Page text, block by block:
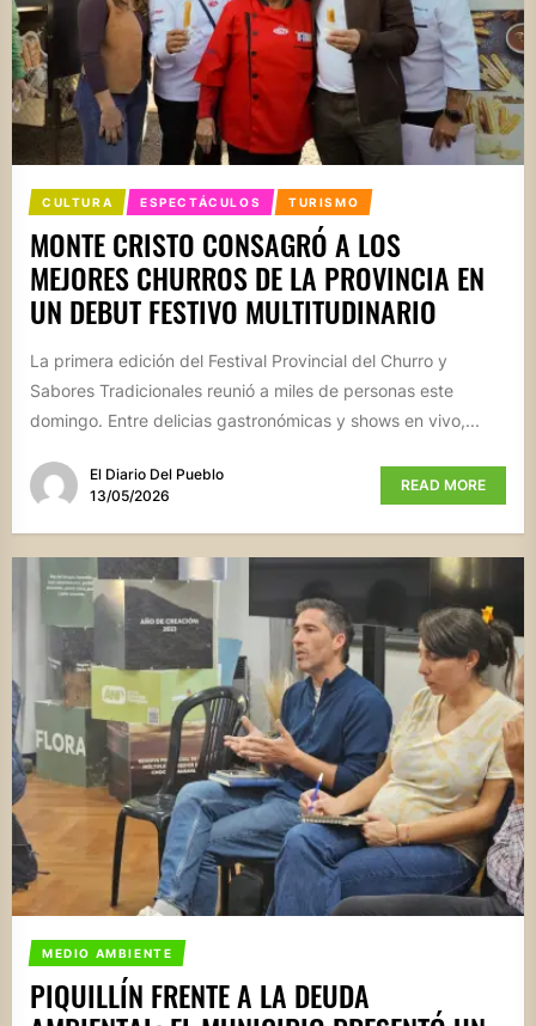
CULTURA ESPECTÁCULOS TURISMO
MONTE CRISTO CONSAGRÓ A LOS
MEJORES CHURROS DE LA PROVINCIA EN
UN DEBUT FESTIVO MULTITUDINARIO
La primera edición del Festival Provincial del Churro y
Sabores Tradicionales reunió a miles de personas este
domingo. Entre delicias gastronómicas y shows en vivo,...
El Diario Del Pueblo
13/05/2026
READ MORE
MEDIO AMBIENTE
PIQUILLÍN FRENTE A LA DEUDA